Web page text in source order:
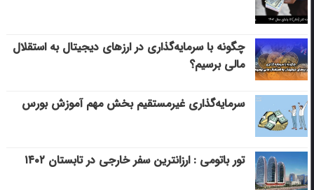
چگونه با سرمایه‌گذاری در ارزهای دیجیتال به استقلال
مالی برسیم؟
سرمایه‌گذاری غیرمستقیم بخش مهم آموزش بورس
تور باتومی : ارزانترین سفر خارجی در تابستان ۱۴۰۲